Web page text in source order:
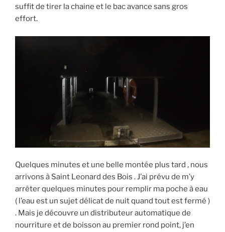
suffit de tirer la chaine et le bac avance sans gros
effort.
Quelques minutes et une belle montée plus tard , nous
arrivons à Saint Leonard des Bois . J’ai prévu de m’y
arrêter quelques minutes pour remplir ma poche à eau
( l’eau est un sujet délicat de nuit quand tout est fermé )
. Mais je découvre un distributeur automatique de
nourriture et de boisson au premier rond point, j’en